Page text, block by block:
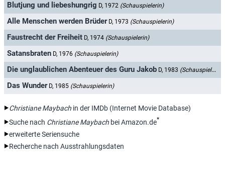
Blutjung und liebeshungrig D, 1972 (Schauspielerin)
Alle Menschen werden Brüder D, 1973 (Schauspielerin)
Faustrecht der Freiheit D, 1974 (Schauspielerin)
Satansbraten D, 1976 (Schauspielerin)
Die unglaublichen Abenteuer des Guru Jakob D, 1983 (Schauspielerin)
Das Wunder D, 1985 (Schauspielerin)
Christiane Maybach in der IMDb (Internet Movie Database)
Suche nach Christiane Maybach bei Amazon.de*
erweiterte Seriensuche
Recherche nach Ausstrahlungsdaten